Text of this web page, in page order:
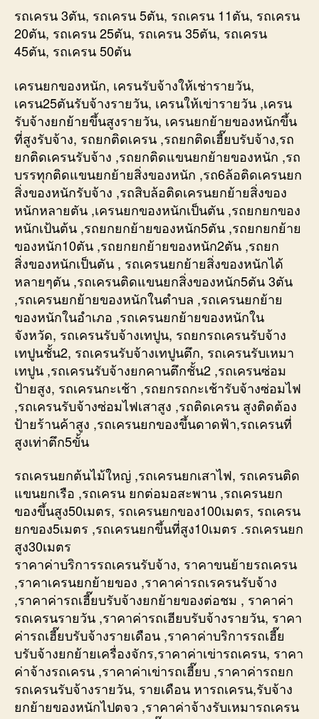
รถเครน 3ตัน, รถเครน 5ตัน, รถเครน 11ตัน, รถเครน
20ตัน, รถเครน 25ตัน, รถเครน 35ตัน, รถเครน
45ตัน, รถเครน 50ตัน
เครนยกของหนัก, เครนรับจ้างให้เช่ารายวัน,
เครน25ตันรับจ้างรายวัน, เครนให้เข่ารายวัน ,เครน
รับจ้างยกย้ายขึ้นสูงรายวัน, เครนยกย้ายของหนักขึ้น
ที่สูงรับจ้าง, รถยกติดเครน ,รถยกติดเฮี๊ยบรับจ้าง,รถ
ยกติดเครนรับจ้าง ,รถยกติดแขนยกย้ายของหนัก ,รถ
บรรทุกติดแขนยกย้ายสิ่งของหนัก ,รถ6ล้อติดเครนยก
สิ่งของหนักรับจ้าง ,รถสิบล้อติดเครนยกย้ายสิ่งของ
หนักหลายตัน ,เครนยกของหนักเป็นตัน ,รถยกยกของ
หนักเป้นต้น ,รถยกยกย้ายของหนัก5ตัน ,รถยกยกย้าย
ของหนัก10ตัน ,รถยกยกย้ายของหนัก2ตัน ,รถยก
สิ่งของหนักเป็นตัน , รถเครนยกย้ายสิ่งของหนักได้
หลายๆตัน ,รถเครนติดแขนยกสิ่งของหนัก5ตัน 3ตัน
,รถเครนยกย้ายของหนักในตำบล ,รถเครนยกย้าย
ของหนักในอำเภอ ,รถเครนยกย้ายของหนักใน
จังหวัด, รถเครนรับจ้างเทปูน, รถยกรถเครนรับจ้าง
เทปูนชั้น2, รถเครนรับจ้างเทปูนตึก, รถเครนรับเหมา
เทปูน ,รถเครนรับจ้างยกคานตึกชั้น2 ,รถเครนซ่อม
ป้ายสูง, รถเครนกะเช้า ,รถยกรถกะเช้ารับจ้างซ่อมไฟ
,รถเครนรับจ้างซ่อมไฟเสาสูง ,รถติดเครน สูงติดต้อง
ป้ายร้านค้าสูง ,รถเครนยกของขึ้นดาดฟ้า,รถเครนที่
สูงเท่าตึก5ขั้น
รถเครนยกต้นไม้ใหญ่ ,รถเครนยกเสาไฟ, รถเครนติด
แขนยกเรือ ,รถเครน ยกต่อมอสะพาน ,รถเครนยก
ของขึ้นสูง50เมตร, รถเครนยกของ100เมตร, รถเครน
ยกของ5เมตร ,รถเครนยกขึ้นที่สูง10เมตร .รถเครนยก
สูง30เมตร
ราคาค่าบริการรถเครนรับจ้าง, ราคาขนย้ายรถเครน
,ราคาเครนยกย้ายของ ,ราคาค่ารถเรครนรับจ้าง
,ราคาค่ารถเฮี๊ยบรับจ้างยกย้ายของต่อชม , ราคาค่า
รถเครนรายวัน ,ราคาค่ารถเฮียบรับจ้างรายวัน, ราคา
ค่ารถเฮี๊ยบรับจ้างรายเดือน ,ราคาค่าบริการรถเฮี๊ย
บรับจ้างยกย้ายเครื่องจักร,ราคาค่าเข่ารถเครน, ราคา
ค่าจ้างรถเครน ,ราคาค่าเข่ารถเฮี๊ยบ ,ราคาค่ารถยก
รถเครนรับจ้างรายวัน, รายเดือน หารถเครน,รับจ้าง
ยกย้ายของหนักไปตจว ,ราคาค่าจ้างรับเหมารถเครน